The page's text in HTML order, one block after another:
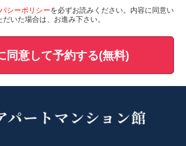
シーポリシーを必ずお読みください。内容に同意い
だいた場合は、お進み下さい。
同意して予約する(無料)